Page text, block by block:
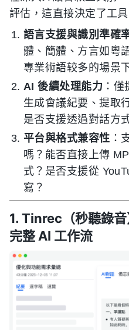
評估，這直接決定了工
語言支援與識別準確
體、簡體、方言如粵
專業術語较多的場景
AI 後續处理能力 ：
生成會議紀要、提取
是否支援透過對話方
平台與格式兼容性 ：
嗎？能否直接上傳
式？是否支援從
寫？
1. Tinrec（秒聽錄
完整 AI 工作流